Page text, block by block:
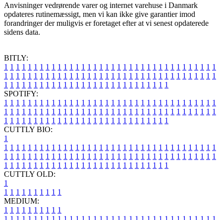
Anvisninger vedrørende varer og internet varehuse i Danmark
opdateres rutinemæssigt, men vi kan ikke give garantier imod
forandringer der muligvis er foretaget efter at vi senest opdaterede
sidens data.
BITLY:
1 1 1 1 1 1 1 1 1 1 1 1 1 1 1 1 1 1 1 1 1 1 1 1 1 1 1 1 1 1 1 1 1 1 1 1
1 1 1 1 1 1 1 1 1 1 1 1 1 1 1 1 1 1 1 1 1 1 1 1 1 1 1 1 1 1 1 1 1 1 1 1
1 1 1 1 1 1 1 1 1 1 1 1 1 1 1 1 1 1 1 1 1 1 1 1 1 1 1 1
SPOTIFY:
1 1 1 1 1 1 1 1 1 1 1 1 1 1 1 1 1 1 1 1 1 1 1 1 1 1 1 1 1 1 1 1 1 1 1 1
1 1 1 1 1 1 1 1 1 1 1 1 1 1 1 1 1 1 1 1 1 1 1 1 1 1 1 1 1 1 1 1 1 1 1 1
1 1 1 1 1 1 1 1 1 1 1 1 1 1 1 1 1 1 1 1 1 1 1 1 1 1 1 1
CUTTLY BIO:
1
1 1 1 1 1 1 1 1 1 1 1 1 1 1 1 1 1 1 1 1 1 1 1 1 1 1 1 1 1 1 1 1 1 1 1 1
1 1 1 1 1 1 1 1 1 1 1 1 1 1 1 1 1 1 1 1 1 1 1 1 1 1 1 1 1 1 1 1 1 1 1 1
1 1 1 1 1 1 1 1 1 1 1 1 1 1 1 1 1 1 1 1 1 1 1 1 1 1 1 1
CUTTLY OLD:
1
1 1 1 1 1 1 1 1 1 1
MEDIUM:
1 1 1 1 1 1 1 1 1 1